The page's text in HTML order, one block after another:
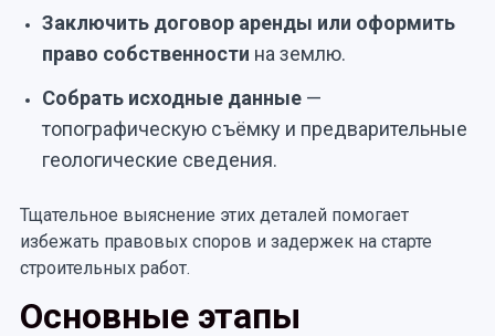
Заключить договор аренды или оформить
право собственности на землю.
Собрать исходные данные—
топографическую съёмку и предварительные
геологические сведения.
Тщательное выяснение этих деталей помогает
избежать правовых споров и задержек на старте
строительных работ.
Основные этапы